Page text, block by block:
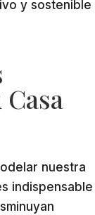
y sostenible
nuestra
indispensable